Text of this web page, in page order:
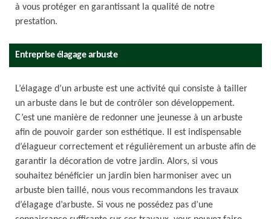
à vous protéger en garantissant la qualité de notre
prestation.
Entreprise élagage arbuste
L’élagage d’un arbuste est une activité qui consiste à tailler
un arbuste dans le but de contrôler son développement.
C’est une manière de redonner une jeunesse à un arbuste
afin de pouvoir garder son esthétique. Il est indispensable
d’élagueur correctement et régulièrement un arbuste afin de
garantir la décoration de votre jardin. Alors, si vous
souhaitez bénéficier un jardin bien harmoniser avec un
arbuste bien taillé, nous vous recommandons les travaux
d’élagage d’arbuste. Si vous ne possédez pas d’une